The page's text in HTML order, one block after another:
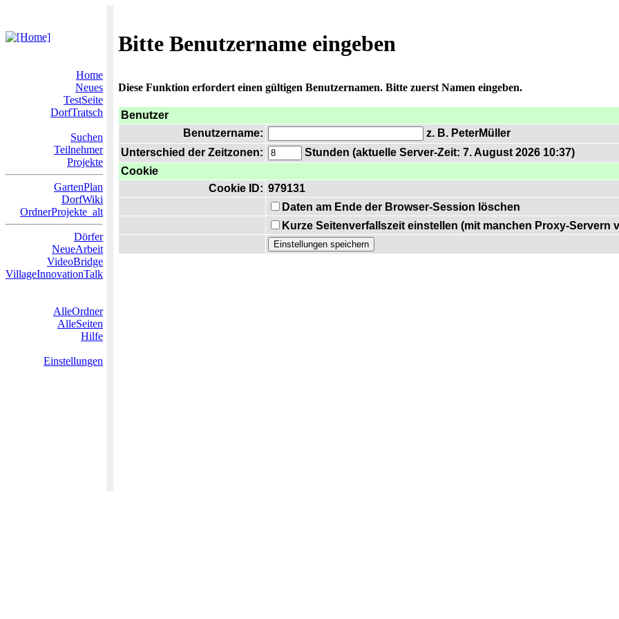
Bitte Benutzername eingeben
Home
Neues
TestSeite
DorfTratsch
Suchen
Teilnehmer
Projekte
GartenPlan
DorfWiki
OrdnerProjekte_alt
Dörfer
NeueArbeit
VideoBridge
VillageInnovationTalk
AlleOrdner
AlleSeiten
Hilfe
Einstellungen
Diese Funktion erfordert einen gültigen Benutzernamen. Bitte zuerst Namen eingeben.
Benutzer
Benutzername:
z. B. PeterMüller
Unterschied der Zeitzonen:
Stunden (aktuelle Server-Zeit: 7. August 2026 10:37)
Cookie
Cookie ID: 979131
Daten am Ende der Browser-Session löschen
Kurze Seitenverfallszeit einstellen (mit manchen Proxy-Servern